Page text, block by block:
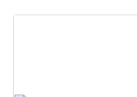
Linderung von